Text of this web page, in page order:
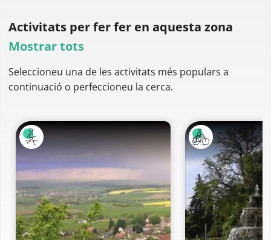
Activitats per ferfer en aquesta zona
Mostrar tots
Seleccioneu una de les activitats més populars a
continuació o perfeccioneu la cerca.